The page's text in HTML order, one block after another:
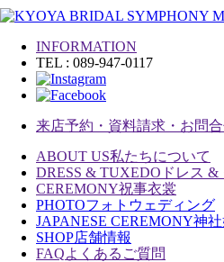
INFORMATION
TEL : 089-947-0117
来店予約・資料請求・お問
ABOUT US私たちについて
DRESS & TUXEDO ドレス &
CEREMONY祝事衣裳
PHOTOフォトウェディング
JAPANESE CEREMONY神
SHOP店舗情報
FAQよくあるご質問